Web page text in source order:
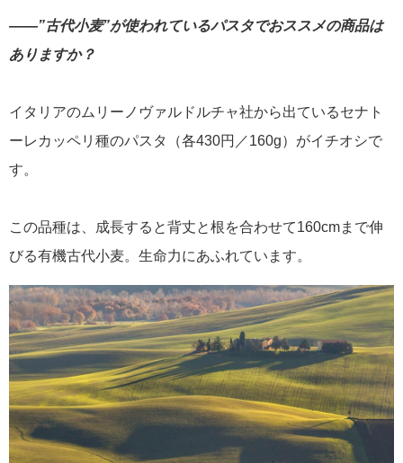
――”古代小麦”が使われているパスタでおススメの商品は
ありますか？
イタリアのムリーノヴァルドルチャ社から出ているセナト
ーレカッペリ種のパスタ（各430円／160g）がイチオシで
す。
この品種は、成長すると背丈と根を合わせて160cmまで伸
びる有機古代小麦。生命力にあふれています。